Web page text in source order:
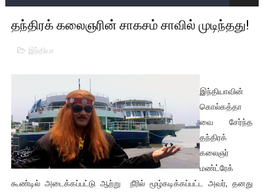
சீனா இலங்கையிடம் 8 மில்லியன் அமெரிக்க டொலர் நட்டஈடு
01/11/2021 Scotland ல் நடைபெறும் கண்டனப்
பிரிட்டனால் கடத்தப்படும் நிலையில் இலங்கைத் தமிழ்
வர்ராரு...வர்ராரு... அண்ணாத்த : ரஜினிக்காக இலங்கை
கைது செய்யப்பட்ட இளைஞன் உயிரிழப்பு - கொதித்தெழுந்த
தடுப்பூசியை பெற்றுக் கொள்ளக் கூடிய இடங்கள்...
தந்திரக் கலைஞரின் சாகசம் சாவில் முடிந்தது!
இந்தியா
இந்தியாவின்
கொல்கத்தா
வை சேர்ந்த
தந்திரக்
கலைஞர்
மண்ட்ரேக்
கூண்டில் அடைக்கப்பட்டு ஆற்று நீரில் மூழ்கடிக்கப்பட்ட அவர், தனது